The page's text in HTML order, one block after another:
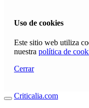
Uso de cookies
Este sitio web utiliza
nuestra política de
Cerrar
Criticalia.com